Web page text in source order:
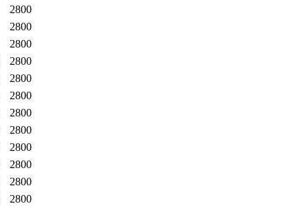
2800
2800
2800
2800
2800
2800
2800
2800
2800
2800
2800
2800